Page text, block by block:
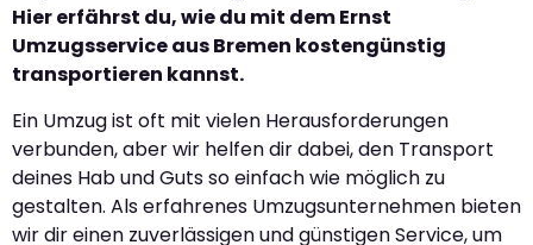
Hier erfährst du, wie du mit dem Ernst
Umzugsservice aus Bremen kostengünstig
transportieren kannst.
Ein Umzug ist oft mit vielen Herausforderungen
verbunden, aber wir helfen dir dabei, den Transport
deines Hab und Guts so einfach wie möglich zu
gestalten. Als erfahrenes Umzugsunternehmen bieten
wir dir einen zuverlässigen und günstigen Service, um